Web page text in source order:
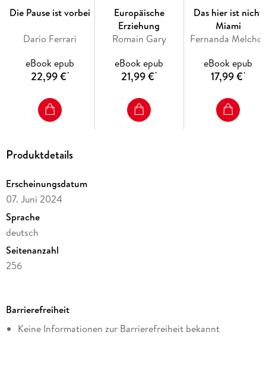
Die Pause ist vorbei
Dario Ferrari
eBook epub
22,99 €*
Europäische
Erziehung
Romain Gary
eBook epub
21,99 €*
Das hier ist nicht
Miami
Fernanda Melchor
eBook epub
17,99 €*
Produktdetails
Erscheinungsdatum
07. Juni 2024
Sprache
deutsch
Seitenanzahl
256
Reihe
Quartbuch
Barrierefreiheit
Keine Informationen zur Barrierefreiheit bekannt